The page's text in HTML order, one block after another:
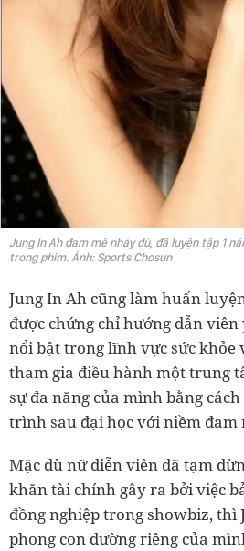
Jung In Ah đam mê nhảy dù, đã luyện tập 1
trong phim. Ảnh: Sports Chosun
Jung In Ah cũng làm huấn
được chứng chỉ hướng dẫn viên
nổi bật trong lĩnh vực sức khỏe
tham gia điều hành một trung
sự đa năng của mình bằng
trình sau đại học với niềm đam
Mặc dù nữ diễn viên đã tạm
khăn tài chính gây ra bởi việc
đồng nghiệp trong showbiz, thì
phong con đường riêng của